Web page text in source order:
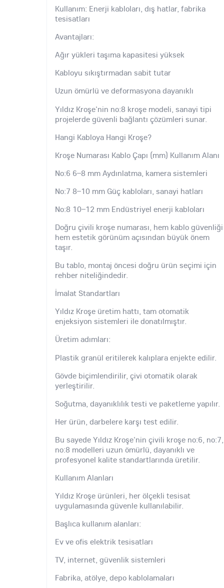
Kullanım: Enerji kabloları, dış hatlar, fabrika
tesisatları
Avantajları:
Ağır yükleri taşıma kapasitesi yüksek
Kabloyu sıkıştırmadan sabit tutar
Uzun ömürlü ve deformasyona dayanıklı
Yıldız Kroşe'nin no:8 kroşe modeli, sanayi tipi
projelerde güvenli bağlantı çözümleri sunar.
Hangi Kabloya Hangi Kroşe?
Kroşe Numarası Kablo Çapı (mm) Kullanım Alanı
No:6 6–8 mm Aydınlatma, kamera sistemleri
No:7 8–10 mm Güç kabloları, sanayi hatları
No:8 10–12 mm Endüstriyel enerji kabloları
Doğru çivili kroşe numarası, hem kablo güvenliği
hem estetik görünüm açısından büyük önem
taşır.
Bu tablo, montaj öncesi doğru ürün seçimi için
rehber niteliğindedir.
İmalat Standartları
Yıldız Kroşe üretim hattı, tam otomatik
enjeksiyon sistemleri ile donatılmıştır.
Üretim adımları:
Plastik granül eritilerek kalıplara enjekte edilir.
Gövde biçimlendirilir, çivi otomatik olarak
yerleştirilir.
Soğutma, dayanıklılık testi ve paketleme yapılır.
Her ürün, darbelere karşı test edilir.
Bu sayede Yıldız Kroşe'nin çivili kroşe no:6, no:7,
no:8 modelleri uzun ömürlü, dayanıklı ve
profesyonel kalite standartlarında üretilir.
Kullanım Alanları
Yıldız Kroşe ürünleri, her ölçekli tesisat
uygulamasında güvenle kullanılabilir.
Başlıca kullanım alanları:
Ev ve ofis elektrik tesisatları
TV, internet, güvenlik sistemleri
Fabrika, atölye, depo kablolamaları